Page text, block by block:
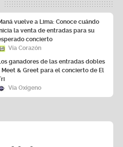
vuelve a Lima: Conoce cuándo
la venta de entradas para su
concierto
Vía Corazón
ganadores de las entradas dobles
Meet & Greet para el concierto de El
Vía Oxígeno